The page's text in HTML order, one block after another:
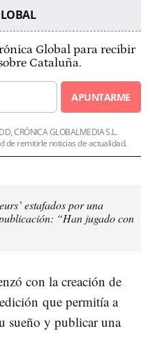
Global para recibir
Cataluña.
APUNTARME
CRÓNICA GLOBALMEDIA S.L.
de remitirle noticias de actualidad.
estafados por una
“Han jugado con
con la creación de
que permitía a
sueño y publicar una